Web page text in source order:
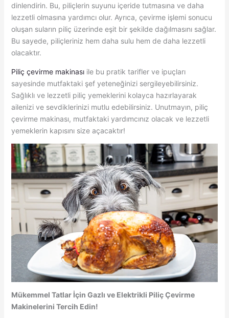
dinlendirin. Bu, piliçlerin suyunu içeride tutmasına ve daha
lezzetli olmasına yardımcı olur. Ayrıca, çevirme işlemi sonucu
oluşan suların piliç üzerinde eşit bir şekilde dağılmasını sağlar.
Bu sayede, piliçleriniz hem daha sulu hem de daha lezzetli
olacaktır.
Piliç çevirme makinasıile bu pratik tarifler ve ipuçları
sayesinde mutfaktaki şef yeteneğinizi sergileyebilirsiniz.
Sağlıklı ve lezzetli piliç yemeklerini kolayca hazırlayarak
ailenizi ve sevdiklerinizi mutlu edebilirsiniz. Unutmayın, piliç
çevirme makinası, mutfaktaki yardımcınız olacak ve lezzetli
yemeklerin kapısını size açacaktır!
Mükemmel Tatlar İçin Gazlı ve Elektrikli Piliç Çevirme
Makinelerini Tercih Edin!